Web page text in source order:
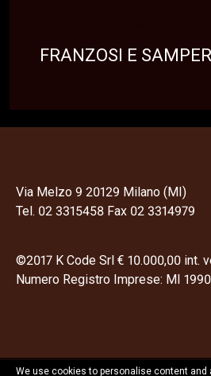
FRANZOSI E
Via Melzo 9 20129 Milano (MI)
Tel. 02 3315458 Fax 02 3314979
©2017 K Code Srl € 10.000,00 int.
Numero Registro Imprese: MI
We use cookies to personalise content and